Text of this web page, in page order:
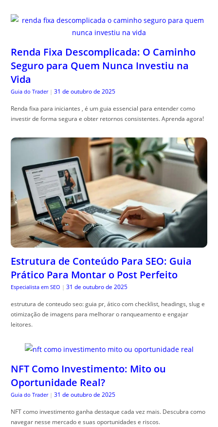
Renda Fixa Descomplicada: O Caminho
Seguro para Quem Nunca Investiu na
Vida
Guia do Trader | 31 de outubro de 2025
Renda fixa para iniciantes , é um guia essencial para entender como
investir de forma segura e obter retornos consistentes. Aprenda agora!
Estrutura de Conteúdo Para SEO: Guia
Prático Para Montar o Post Perfeito
Especialista em SEO | 31 de outubro de 2025
estrutura de conteudo seo: guia pr, ático com checklist, headings, slug e
otimização de imagens para melhorar o ranqueamento e engajar
leitores.
NFT Como Investimento: Mito ou
Oportunidade Real?
Guia do Trader | 31 de outubro de 2025
NFT como investimento ganha destaque cada vez mais. Descubra como
navegar nesse mercado e suas oportunidades e riscos.